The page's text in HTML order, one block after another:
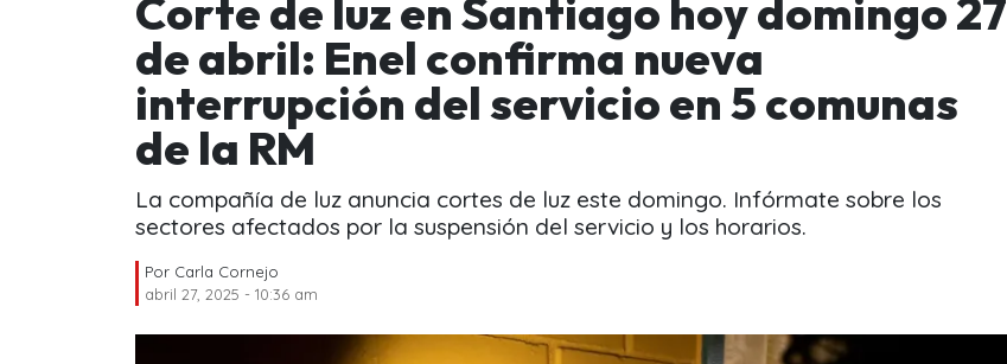
Corte de luz en Santiago hoy domingo 27
de abril: Enel confirma nueva
interrupción del servicio en 5 comunas
de la RM
La compañía de luz anuncia cortes de luz este domingo. Infórmate sobre los
sectores afectados por la suspensión del servicio y los horarios.
Por Carla Cornejo
abril 27, 2025 - 10:36 am